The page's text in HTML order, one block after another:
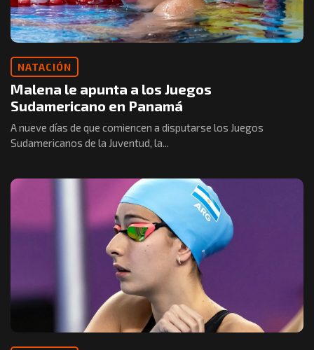
NATACIÓN
Malena le apunta a los Juegos
Sudamericano en Panamá
A nueve días de que comiencen a disputarse los Juegos
Sudamericanos de la Juventud, la...